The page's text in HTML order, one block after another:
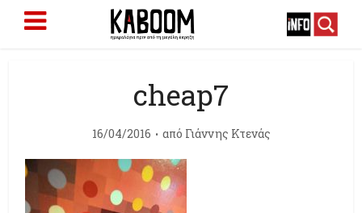
cheap7
16/04/2016 από Γιάννης Κτενάς